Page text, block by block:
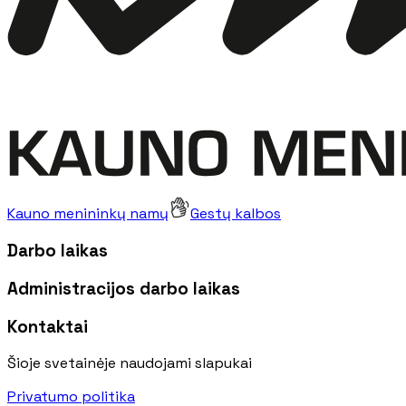
Kauno menininkų namų Gestų kalbos
Darbo laikas
Administracijos darbo laikas
Kontaktai
Šioje svetainėje naudojami slapukai
Privatumo politika